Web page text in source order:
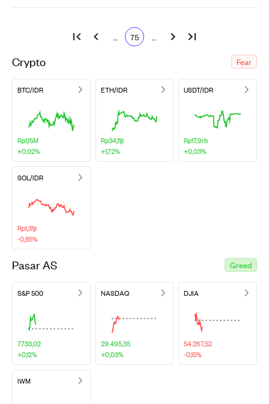
75
Crypto Fear
BTC/IDR
Rp1,15M
+0,02%
ETH/IDR
Rp34,11jt
+1,72%
USDT/IDR
Rp17,9rb
+0,03%
SOL/IDR
Rp1,31jt
-0,85%
Pasar AS Greed
S&P 500
7.733,02
+0,12%
NASDAQ
29.495,35
+0,03%
DJIA
54.267,52
-0,15%
IWM